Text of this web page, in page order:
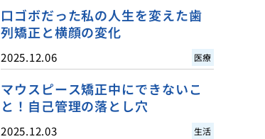
口ゴボだった私の人生を変えた歯
列矯正と横顔の変化
2025.12.06 医療
マウスピース矯正中にできないこ
と！自己管理の落とし穴
2025.12.03 生活